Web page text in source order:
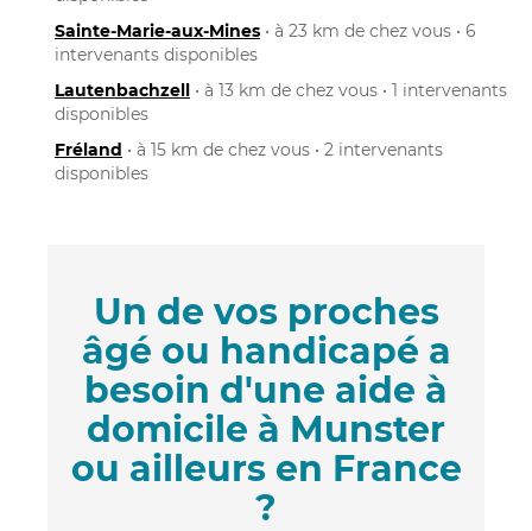
Sainte-Marie-aux-Mines • à 23 km de chez vous • 6
intervenants disponibles
Lautenbachzell • à 13 km de chez vous • 1 intervenants
disponibles
Fréland • à 15 km de chez vous • 2 intervenants
disponibles
Un de vos proches
âgé ou handicapé a
besoin d'une aide à
domicile à Munster
ou ailleurs en France
?